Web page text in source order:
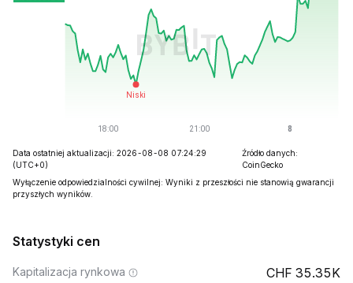
Data ostatniej aktualizacji: 2026-08-08 07:24:29
(UTC+0)
Źródło danych:
CoinGecko
Wyłączenie odpowiedzialności cywilnej: Wyniki z przeszłości nie stanowią gwarancji
przyszłych wyników.
Statystyki cen
Kapitalizacja rynkowa 35.35K